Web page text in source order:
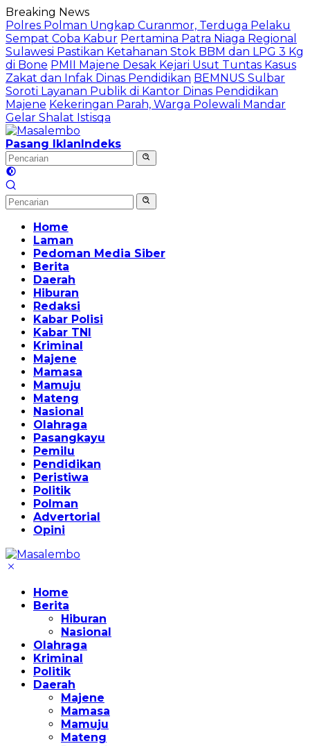
Langsung
ke
konten
Breaking News
Polres Polman Ungkap Curanmor, Terduga Pelaku
Sempat Coba Kabur Pertamina Patra Niaga Regional
Sulawesi Pastikan Ketahanan Stok BBM dan LPG 3 Kg
di Bone PMII Majene Desak Kejari Usut Tuntas Kasus
Zakat dan Infak Dinas Pendidikan BEMNUS Sulbar
Soroti Layanan Publik di Kantor Dinas Pendidikan
Majene Kekeringan Parah, Warga Polewali Mandar
Gelar Shalat Istisqa
Pasang IklanIndeks
Home
Laman
Pedoman Media Siber
Berita
Daerah
Hiburan
Redaksi
Kabar Polisi
Kabar TNI
Kriminal
Majene
Mamasa
Mamuju
Mateng
Nasional
Olahraga
Pasangkayu
Pemilu
Pendidikan
Peristiwa
Politik
Polman
Advertorial
Opini
Home
Berita
Hiburan
Nasional
Olahraga
Kriminal
Politik
Daerah
Majene
Mamasa
Mamuju
Mateng